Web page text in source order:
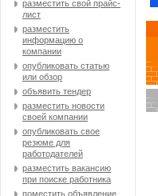
разместить свой прайс-
лист
разместить
информацию о
компании
опубликовать статью
или обзор
объявить тендер
разместить новости
своей компании
опубликовать свое
резюме для
работодателей
разместить вакансию
при поиске работника
поместить объявление